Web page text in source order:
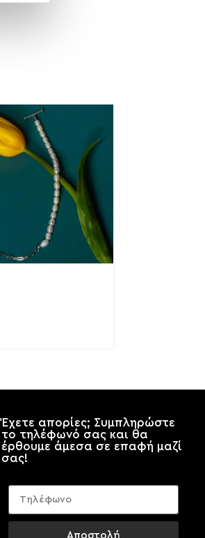
Έχετε απορίες; Συμπληρώστε
το τηλέφωνό σας και θα
έρθουμε άμεσα σε επαφή μαζί
σας!
Αποστολή